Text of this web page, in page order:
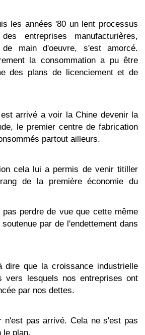
les années '80 un lent processus
entreprises manufacturières,
de main d'oeuvre, s'est amorcé.
la consommation a pu être
des plans de licenciement et de
arrivé a voir la Chine devenir la
le premier centre de fabrication
partout ailleurs.
cela lui a permis de venir titiller
de la première économie du
perdre de vue que cette même
par de l'endettement dans
dire que la croissance industrielle
vers lesquels nos entreprises ont
par nos dettes.
n'est pas arrivé. Cela ne s'est pas
le plan.